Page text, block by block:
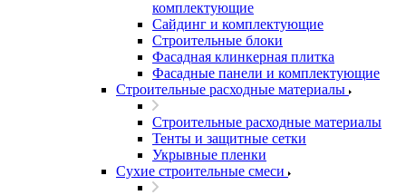
комплектующие
Сайдинг и комплектующие
Строительные блоки
Фасадная клинкерная плитка
Фасадные панели и комплектующие
Строительные расходные материалы
Строительные расходные материалы
Тенты и защитные сетки
Укрывные пленки
Сухие строительные смеси